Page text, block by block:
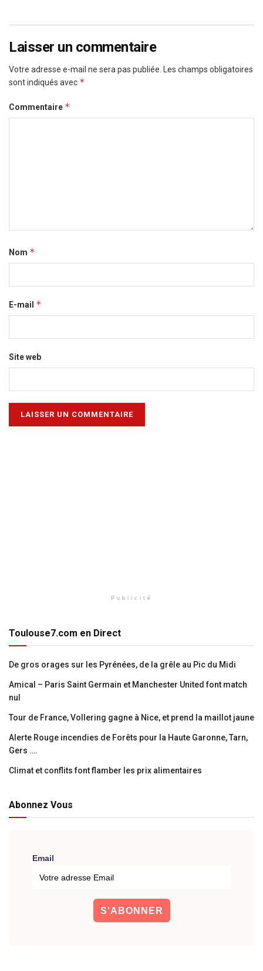
Laisser un commentaire
Votre adresse e-mail ne sera pas publiée.
Les champs obligatoires
sont indiqués avec *
Commentaire *
Nom *
E-mail *
Site web
Publicité
Toulouse7.com en Direct
De gros orages sur les Pyrénées, de la grêle au Pic du Midi
Amical – Paris Saint Germain et Manchester United font match
nul
Tour de France, Vollering gagne à Nice, et prend la maillot jaune
Alerte Rouge incendies de Forêts pour la Haute Garonne, Tarn,
Gers ….
Climat et conflits font flamber les prix alimentaires
Abonnez Vous
Email